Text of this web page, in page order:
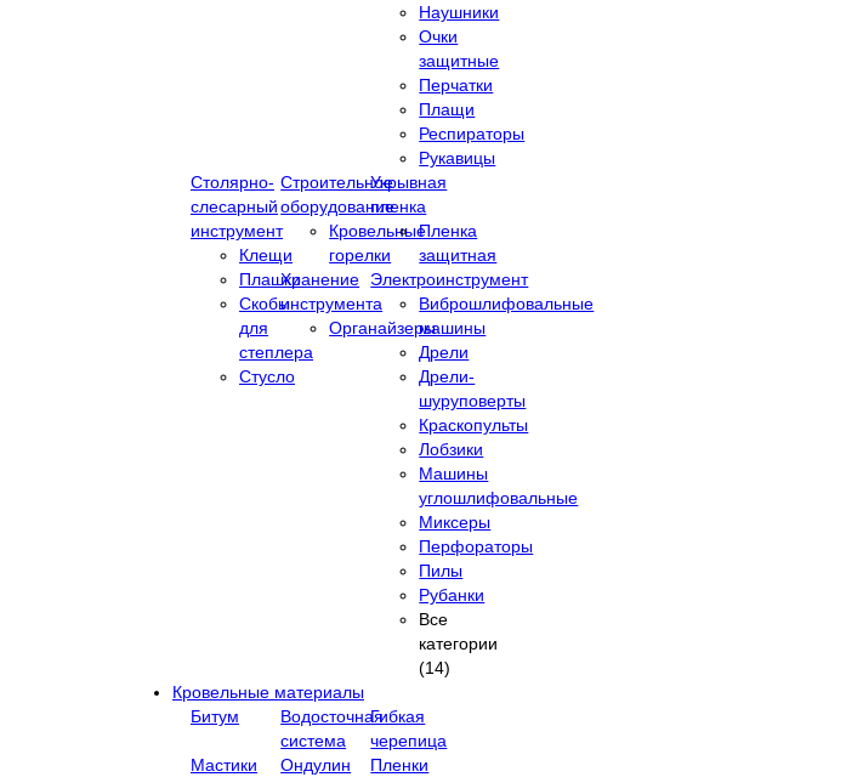
Наушники
Очки
защитные
Перчатки
Плащи
Респираторы
Рукавицы
Столярно-
слесарный
инструмент
Клещи
Плашки
Скобы
для
степлера
Стусло
Строительное
оборудование
Кровельные
горелки
Укрывная
пленка
Пленка
защитная
Хранение
инструмента
Органайзеры
Электроинструмент
Виброшлифовальные
машины
Дрели
Дрели-
шуруповерты
Краскопульты
Лобзики
Машины
углошлифовальные
Миксеры
Перфораторы
Пилы
Рубанки
Все
категории
(14)
Кровельные материалы
Битум
Водосточная
система
Гибкая
черепица
Мастики
Ондулин
Пленки